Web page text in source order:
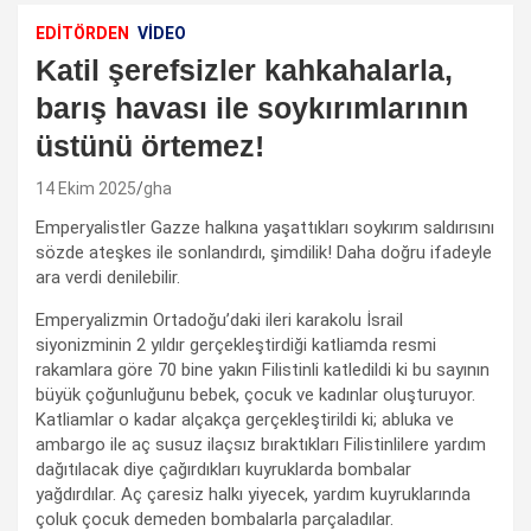
EDİTÖRDEN VIDEO
Katil şerefsizler kahkahalarla,
barış havası ile soykırımlarının
üstünü örtemez!
14 Ekim 2025 gha
Emperyalistler Gazze halkına yaşattıkları soykırım saldırısını
sözde ateşkes ile sonlandırdı, şimdilik! Daha doğru ifadeyle
ara verdi denilebilir.
Emperyalizmin Ortadoğu’daki ileri karakolu İsrail
siyonizminin 2 yıldır gerçekleştirdiği katliamda resmi
rakamlara göre 70 bine yakın Filistinli katledildi ki bu sayının
büyük çoğunluğunu bebek, çocuk ve kadınlar oluşturuyor.
Katliamlar o kadar alçakça gerçekleştirildi ki; abluka ve
ambargo ile aç susuz ilaçsız bıraktıkları Filistinlilere yardım
dağıtılacak diye çağırdıkları kuyruklarda bombalar
yağdırdılar. Aç çaresiz halkı yiyecek, yardım kuyruklarında
çoluk çocuk demeden bombalarla parçaladılar.